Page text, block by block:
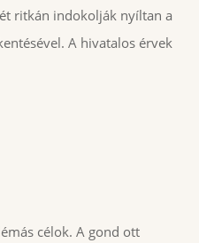
ritkán indokolják nyíltan a
A hivatalos érvek
célok. A gond ott